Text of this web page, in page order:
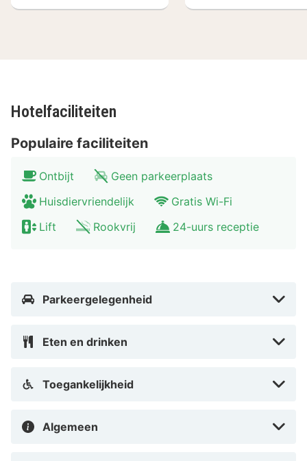
Cimetière du Père-Lachaise, de grootste begraafplaats
Dame en het Louvre komen. Dit hotel is dus een prima
uitvalsbasis om Parijs te leren kennen.
Hotelfaciliteiten
Populaire faciliteiten
Ontbijt
Geen parkeerplaats
Huisdiervriendelijk
Gratis Wi-Fi
Lift
Rookvrij 24-uurs receptie
Parkeergelegenheid
Eten en drinken
Toegankelijkheid
Algemeen